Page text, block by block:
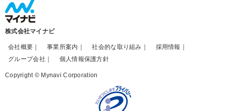
株式会社マイナビ
会社概要 事業所案内 社会的な取り組み
採用情報
グループ会社
個人情報保護方針
Copyright © Mynavi Corporation